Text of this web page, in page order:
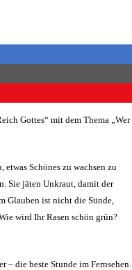
Gottes“ mit dem Thema „Wer
etwas Schönes zu wachsen zu
Sie jäten Unkraut, damit der
Glauben ist nicht die Sünde,
wird Ihr Rasen schön grün?
– die beste Stunde im Fernsehen.